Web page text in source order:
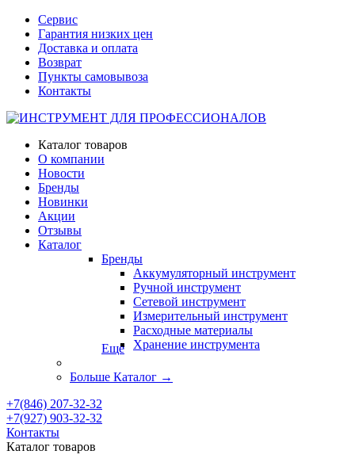
Сервис
Гарантия низких цен
Доставка и оплата
Возврат
Пункты самовывоза
Контакты
Каталог товаров
О компании
Новости
Бренды
Новинки
Акции
Отзывы
Каталог
Бренды
Аккумуляторный инструмент
Ручной инструмент
Сетевой инструмент
Измерительный инструмент
Расходные материалы
Хранение инструмента
Еще
Больше Каталог →
+7(846) 207-32-32
+7(927) 903-32-32
Контакты
Каталог товаров